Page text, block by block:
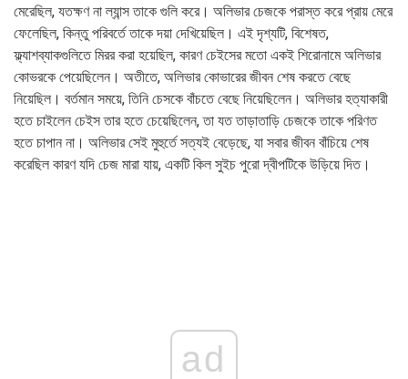
মেরেছিল, যতক্ষণ না ল্যান্স তাকে গুলি করে। অলিভার চেজকে পরাস্ত করে প্রায় মেরে
ফেলেছিল, কিন্তু পরিবর্তে তাকে দয়া দেখিয়েছিল। এই দৃশ্যটি, বিশেষত,
ফ্ল্যাশব্যাকগুলিতে মিরর করা হয়েছিল, কারণ চেইসের মতো একই শিরোনামে অলিভার
কোভরকে পেয়েছিলেন। অতীতে, অলিভার কোভারের জীবন শেষ করতে বেছে
নিয়েছিল। বর্তমান সময়ে, তিনি চেসকে বাঁচতে বেছে নিয়েছিলেন। অলিভার হত্যাকারী
হতে চাইলেন চেইস তার হতে চেয়েছিলেন, তা যত তাড়াতাড়ি চেজকে তাকে পরিণত
হতে চাপান না। অলিভার সেই মুহুর্তে সত্যই বেড়েছে, যা সবার জীবন বাঁচিয়ে শেষ
করেছিল কারণ যদি চেজ মারা যায়, একটি কিল সুইচ পুরো দ্বীপটিকে উড়িয়ে দিত।
ad